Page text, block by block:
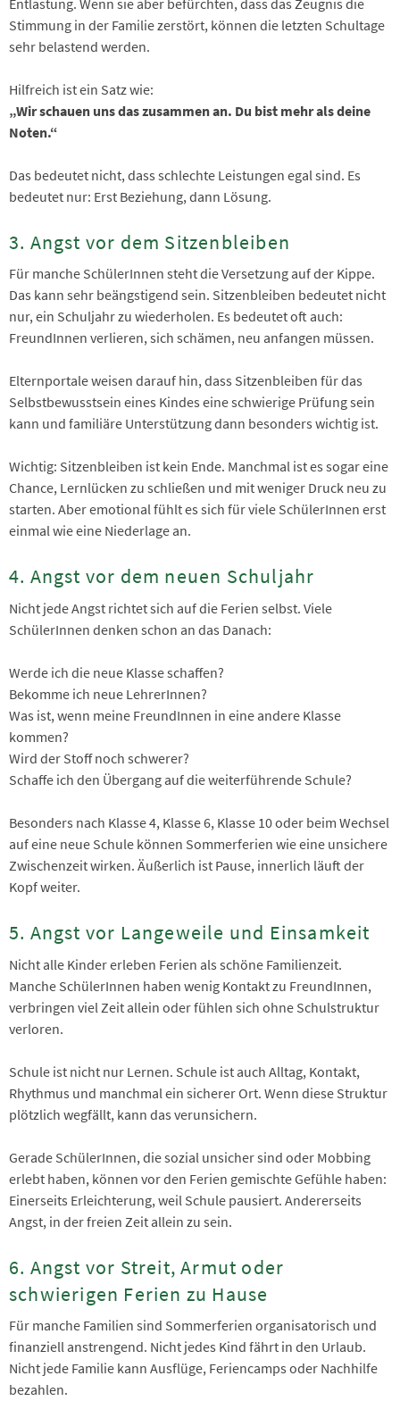
Stimmung in der Familie zerstört, können die letzten Schultage
sehr belastend werden.
Hilfreich ist ein Satz wie:
„Wir schauen uns das zusammen an. Du bist mehr als deine
Noten.“
Das bedeutet nicht, dass schlechte Leistungen egal sind. Es
bedeutet nur: Erst Beziehung, dann Lösung.
3. Angst vor dem Sitzenbleiben
Für manche SchülerInnen steht die Versetzung auf der Kippe.
Das kann sehr beängstigend sein. Sitzenbleiben bedeutet nicht
nur, ein Schuljahr zu wiederholen. Es bedeutet oft auch:
FreundInnen verlieren, sich schämen, neu anfangen müssen.
Elternportale weisen darauf hin, dass Sitzenbleiben für das
Selbstbewusstsein eines Kindes eine schwierige Prüfung sein
kann und familiäre Unterstützung dann besonders wichtig ist.
Wichtig: Sitzenbleiben ist kein Ende. Manchmal ist es sogar eine
Chance, Lernlücken zu schließen und mit weniger Druck neu zu
starten. Aber emotional fühlt es sich für viele SchülerInnen erst
einmal wie eine Niederlage an.
4. Angst vor dem neuen Schuljahr
Nicht jede Angst richtet sich auf die Ferien selbst. Viele
SchülerInnen denken schon an das Danach:
Werde ich die neue Klasse schaffen?
Bekomme ich neue LehrerInnen?
Was ist, wenn meine FreundInnen in eine andere Klasse
kommen?
Wird der Stoff noch schwerer?
Schaffe ich den Übergang auf die weiterführende Schule?
Besonders nach Klasse 4, Klasse 6, Klasse 10 oder beim Wechsel
auf eine neue Schule können Sommerferien wie eine unsichere
Zwischenzeit wirken. Äußerlich ist Pause, innerlich läuft der
Kopf weiter.
5. Angst vor Langeweile und Einsamkeit
Nicht alle Kinder erleben Ferien als schöne Familienzeit.
Manche SchülerInnen haben wenig Kontakt zu FreundInnen,
verbringen viel Zeit allein oder fühlen sich ohne Schulstruktur
verloren.
Schule ist nicht nur Lernen. Schule ist auch Alltag, Kontakt,
Rhythmus und manchmal ein sicherer Ort. Wenn diese Struktur
plötzlich wegfällt, kann das verunsichern.
Gerade SchülerInnen, die sozial unsicher sind oder Mobbing
erlebt haben, können vor den Ferien gemischte Gefühle haben:
Einerseits Erleichterung, weil Schule pausiert. Andererseits
Angst, in der freien Zeit allein zu sein.
6. Angst vor Streit, Armut oder
schwierigen Ferien zu Hause
Für manche Familien sind Sommerferien organisatorisch und
finanziell anstrengend. Nicht jedes Kind fährt in den Urlaub.
Nicht jede Familie kann Ausflüge, Feriencamps oder Nachhilfe
bezahlen.